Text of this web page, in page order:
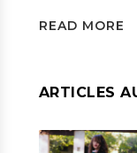
READ MORE
ARTICLES